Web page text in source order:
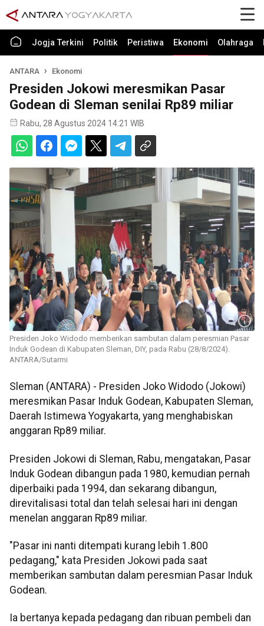
Jogja Terkini Politik Peristiwa Ekonomi Olahraga
ANTARA Ekonomi
Presiden Jokowi meresmikan Pasar
Godean di Sleman senilai Rp89 miliar
Rabu, 28 Agustus 2024 14:21 WIB
Presiden Joko Widodo memberikan sambutan dalam peresmian Pasar
Induk Godean di Kabupaten Sleman, DIY, pada Rabu (28/8/2024).
ANTARA/Sutarmi
Sleman (ANTARA) - Presiden Joko Widodo (Jokowi)
meresmikan Pasar Induk Godean, Kabupaten Sleman,
Daerah Istimewa Yogyakarta, yang menghabiskan
anggaran Rp89 miliar.
Presiden Jokowi di Sleman, Rabu, mengatakan, Pasar
Induk Godean dibangun pada 1980, kemudian pernah
diperbaiki pada 1994, dan sekarang dibangun,
direvitalisasi total dan telah selesai hari ini dengan
menelan anggaran Rp89 miliar.
"Pasar ini nanti ditempati kurang lebih 1.800
pedagang," kata Presiden Jokowi pada saat
memberikan sambutan dalam peresmian Pasar Induk
Godean.
Ia bertanya kepada pedagang dan ribuan pembeli dan